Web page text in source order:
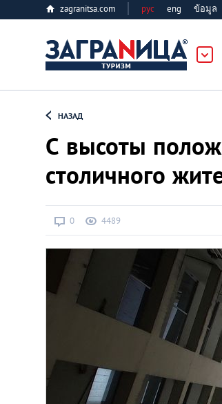
zagranitsa.com рус eng ข้อมูล
Алматы
Афины
Киев
Лос-Анджелес
НАЗАД
С высоты
столичного
0 4489